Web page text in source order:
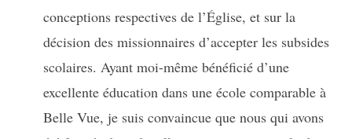
conceptions respectives de l’Église, et sur la
décision des missionnaires d’accepter les subsides
scolaires. Ayant moi-même bénéficié d’une
excellente éducation dans une école comparable à
Belle Vue, je suis convaincue que nous qui avons